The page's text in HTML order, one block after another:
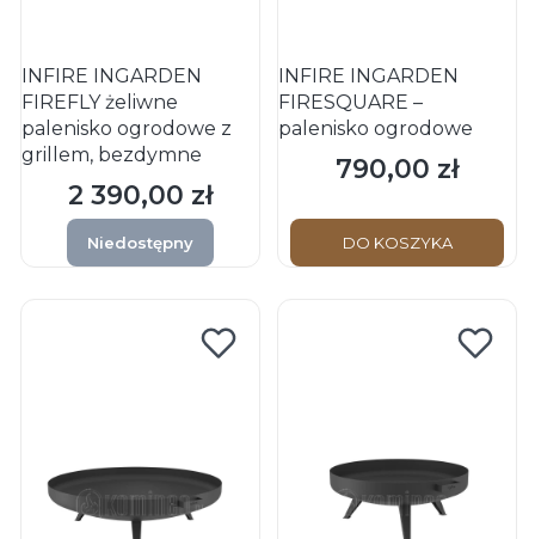
INFIRE INGARDEN
FIREFLY żeliwne
palenisko ogrodowe z
grillem, bezdymne
Cena
2 390,00 zł
Niedostępny
INFIRE INGARDEN
FIRESQUARE –
palenisko ogrodowe
Cena
790,00 zł
DO KOSZYKA